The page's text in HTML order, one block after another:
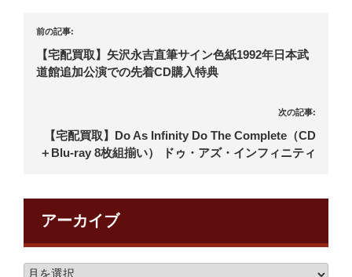
前の記事:
【宅配買取】矢沢永吉直筆サイン色紙1992年日本武
道館追加公演での先着CD購入特典
次の記事:
【宅配買取】Do As Infinity Do The Complete（CD
＋Blu-ray 8枚組揃い） ドゥ・アズ・インフィニティ
アーカイブ